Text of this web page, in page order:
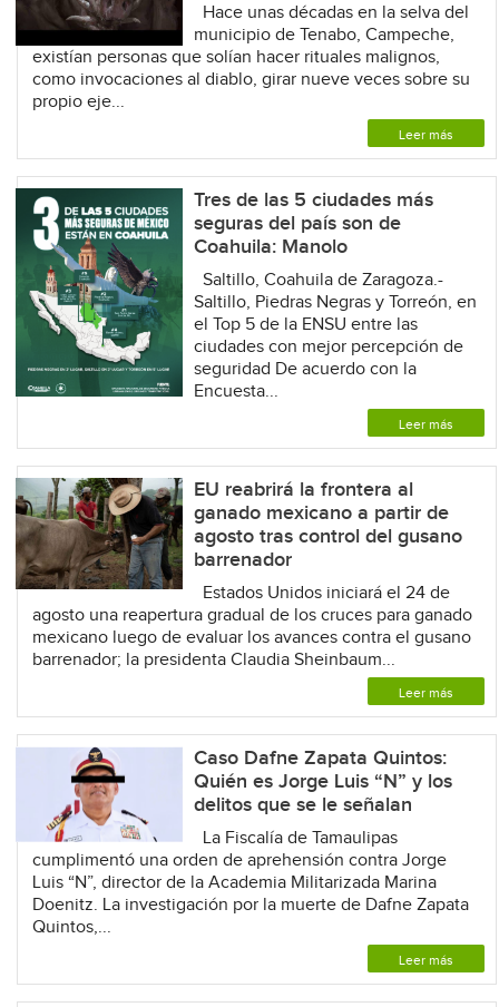
Hace unas décadas en la selva del
municipio de Tenabo, Campeche,
existían personas que solían hacer rituales malignos,
como invocaciones al diablo, girar nueve veces sobre su
propio eje...
Leer más
Tres de las 5 ciudades más
seguras del país son de
Coahuila: Manolo
Saltillo, Coahuila de Zaragoza.-
Saltillo, Piedras Negras y Torreón, en
el Top 5 de la ENSU entre las
ciudades con mejor percepción de
seguridad De acuerdo con la
Encuesta...
Leer más
EU reabrirá la frontera al
ganado mexicano a partir de
agosto tras control del gusano
barrenador
Estados Unidos iniciará el 24 de
agosto una reapertura gradual de los cruces para ganado
mexicano luego de evaluar los avances contra el gusano
barrenador; la presidenta Claudia Sheinbaum...
Leer más
Caso Dafne Zapata Quintos:
Quién es Jorge Luis “N” y los
delitos que se le señalan
La Fiscalía de Tamaulipas
cumplimentó una orden de aprehensión contra Jorge
Luis “N”, director de la Academia Militarizada Marina
Doenitz. La investigación por la muerte de Dafne Zapata
Quintos,...
Leer más